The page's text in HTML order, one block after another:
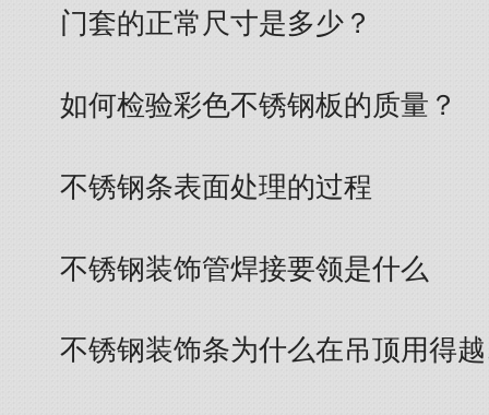
门套的正常尺寸是多少？
如何检验彩色不锈钢板的质量？
不锈钢条表面处理的过程
不锈钢装饰管焊接要领是什么
不锈钢装饰条为什么在吊顶用得